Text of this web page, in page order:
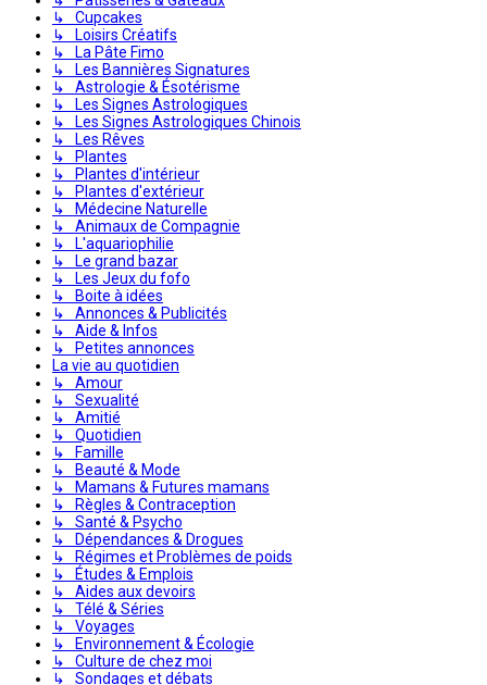
↳ Cupcakes
↳ Loisirs Créatifs
↳ La Pâte Fimo
↳ Les Bannières Signatures
↳ Astrologie & Ésotérisme
↳ Les Signes Astrologiques
↳ Les Signes Astrologiques Chinois
↳ Les Rêves
↳ Plantes
↳ Plantes d'intérieur
↳ Plantes d'extérieur
↳ Médecine Naturelle
↳ Animaux de Compagnie
↳ L'aquariophilie
↳ Le grand bazar
↳ Les Jeux du fofo
↳ Boite à idées
↳ Annonces & Publicités
↳ Aide & Infos
↳ Petites annonces
La vie au quotidien
↳ Amour
↳ Sexualité
↳ Amitié
↳ Quotidien
↳ Famille
↳ Beauté & Mode
↳ Mamans & Futures mamans
↳ Règles & Contraception
↳ Santé & Psycho
↳ Dépendances & Drogues
↳ Régimes et Problèmes de poids
↳ Études & Emplois
↳ Aides aux devoirs
↳ Télé & Séries
↳ Voyages
↳ Environnement & Écologie
↳ Culture de chez moi
↳ Sondages et débats